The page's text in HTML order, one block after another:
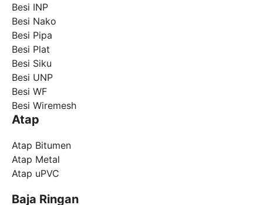
Besi INP
Besi Nako
Besi Pipa
Besi Plat
Besi Siku
Besi UNP
Besi WF
Besi Wiremesh
Atap
Atap Bitumen
Atap Metal
Atap uPVC
Baja Ringan